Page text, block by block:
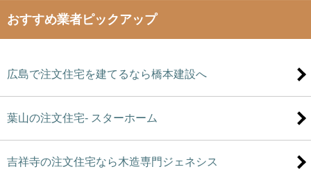
おすすめ業者ピックアップ
広島で注文住宅を建てるなら橋本建設へ
葉山の注文住宅- スターホーム
吉祥寺の注文住宅なら木造専門ジェネシス